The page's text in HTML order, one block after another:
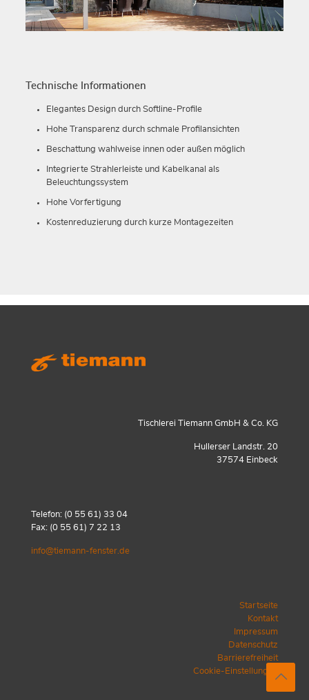
Technische Informationen
Elegantes Design durch Softline-Profile
Hohe Transparenz durch schmale Profilansichten
Beschattung wahlweise innen oder außen möglich
Integrierte Strahlerleiste und Kabelkanal als
Beleuchtungssystem
Hohe Vorfertigung
Kostenreduzierung durch kurze Montagezeiten
Tischlerei Tiemann GmbH & Co. KG
Hullerser Landstr. 20
37574 Einbeck
Telefon: (0 55 61) 33 04
Fax: (0 55 61) 7 22 13
info@tiemann-fenster.de
Startseite
Kontakt
Impressum
Datenschutz
Barrierefreiheit
Cookie-Einstellungen